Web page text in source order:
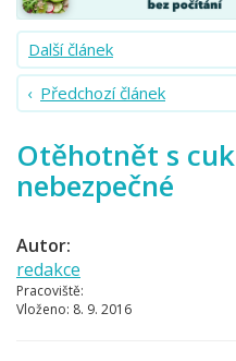
Další článek
Předchozí článek
Otěhotnět s
nebezpečné
Autor:
redakce
Pracoviště:
Vloženo: 8. 9. 2016